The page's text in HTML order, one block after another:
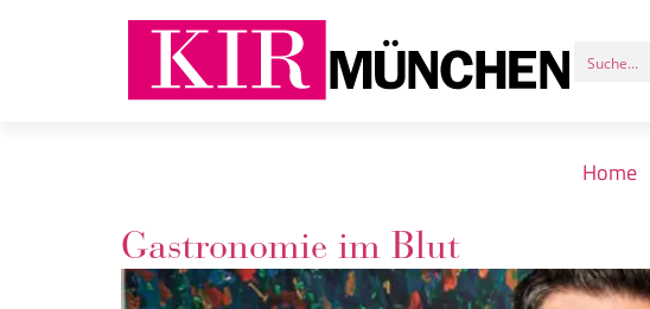
Home
Gastronomie im Blut